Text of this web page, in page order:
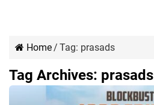
Home/ Tag: prasads
Tag Archives: prasads